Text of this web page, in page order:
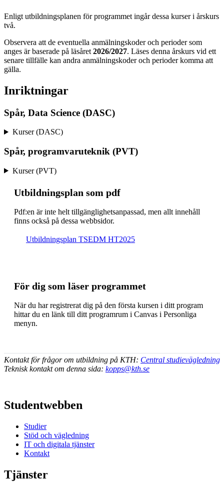
Enligt utbildningsplanen för programmet ingår dessa kurser i årskurs
två.
Observera att de eventuella anmälningskoder och perioder som
anges är baserade på läsåret 2026/2027. Läses denna årskurs vid ett
senare tillfälle kan andra anmälningskoder och perioder komma att
gälla.
Inriktningar
Spår, Data Science (DASC)
Kurser (DASC)
Spår, programvaruteknik (PVT)
Kurser (PVT)
Ut­bild­nings­plan som pdf
Pdf:en är inte helt till­gäng­lig­hets­an­pas­sad, men allt inne­håll
finns också på dessa webb­sidor.
Ut­bild­nings­plan TSEDM HT2025
För dig som läser programmet
När du har registrerat dig på den första kursen i ditt program
hittar du en länk till ditt programrum i Canvas i Personliga
menyn.
Kontakt för frågor om utbildning på KTH: Central studievägledning
Teknisk kontakt om denna sida: kopps@kth.se
Studentwebben
Studier
Stöd och vägledning
IT och digitala tjänster
Kontakt
Tjänster